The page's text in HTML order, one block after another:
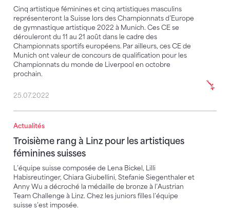
Cinq artistique féminines et cinq artistiques masculins
représenteront la Suisse lors des Championnats d’Europe
de gymnastique artistique 2022 à Munich. Ces CE se
dérouleront du 11 au 21 août dans le cadre des
Championnats sportifs européens. Par ailleurs, ces CE de
Munich ont valeur de concours de qualification pour les
Championnats du monde de Liverpool en octobre
prochain.
25.07.2022
Actualités
Troisième rang à Linz pour les artistiques
féminines suisses
L’équipe suisse composée de Lena Bickel, Lilli
Habisreutinger, Chiara Giubellini, Stefanie Siegenthaler et
Anny Wu a décroché la médaille de bronze à l’Austrian
Team Challenge à Linz. Chez les juniors filles l’équipe
suisse s’est imposée.
Troisième rang à Linz pour les artistiques féminines